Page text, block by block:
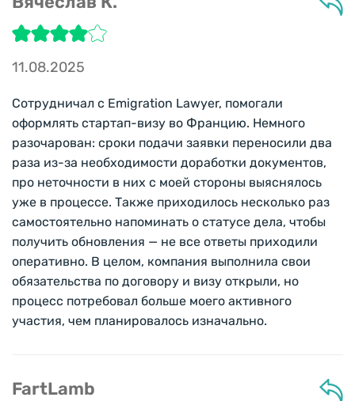
11.08.2025
Сотрудничал с Emigration Lawyer, помогали
оформлять стартап-визу во Францию. Немного
разочарован: сроки подачи заявки переносили два
раза из-за необходимости доработки документов,
про неточности в них с моей стороны выяснялось
уже в процессе. Также приходилось несколько раз
самостоятельно напоминать о статусе дела, чтобы
получить обновления — не все ответы приходили
оперативно. В целом, компания выполнила свои
обязательства по договору и визу открыли, но
процесс потребовал больше моего активного
участия, чем планировалось изначально.
FartLamb